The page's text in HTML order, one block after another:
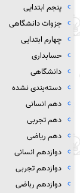
پنجم ابتدایی
جزوات دانشگاهی
چهارم ابتدایی
حسابداری
دانشگاهی
دسته‌بندی نشده
دهم انسانی
دهم تجربی
دهم ریاضی
دوازدهم انسانی
دوازدهم تجربی
دوازدهم رباضی